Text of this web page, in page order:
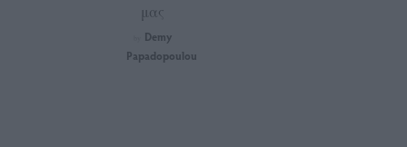
μας
Demy
Papadopoulou